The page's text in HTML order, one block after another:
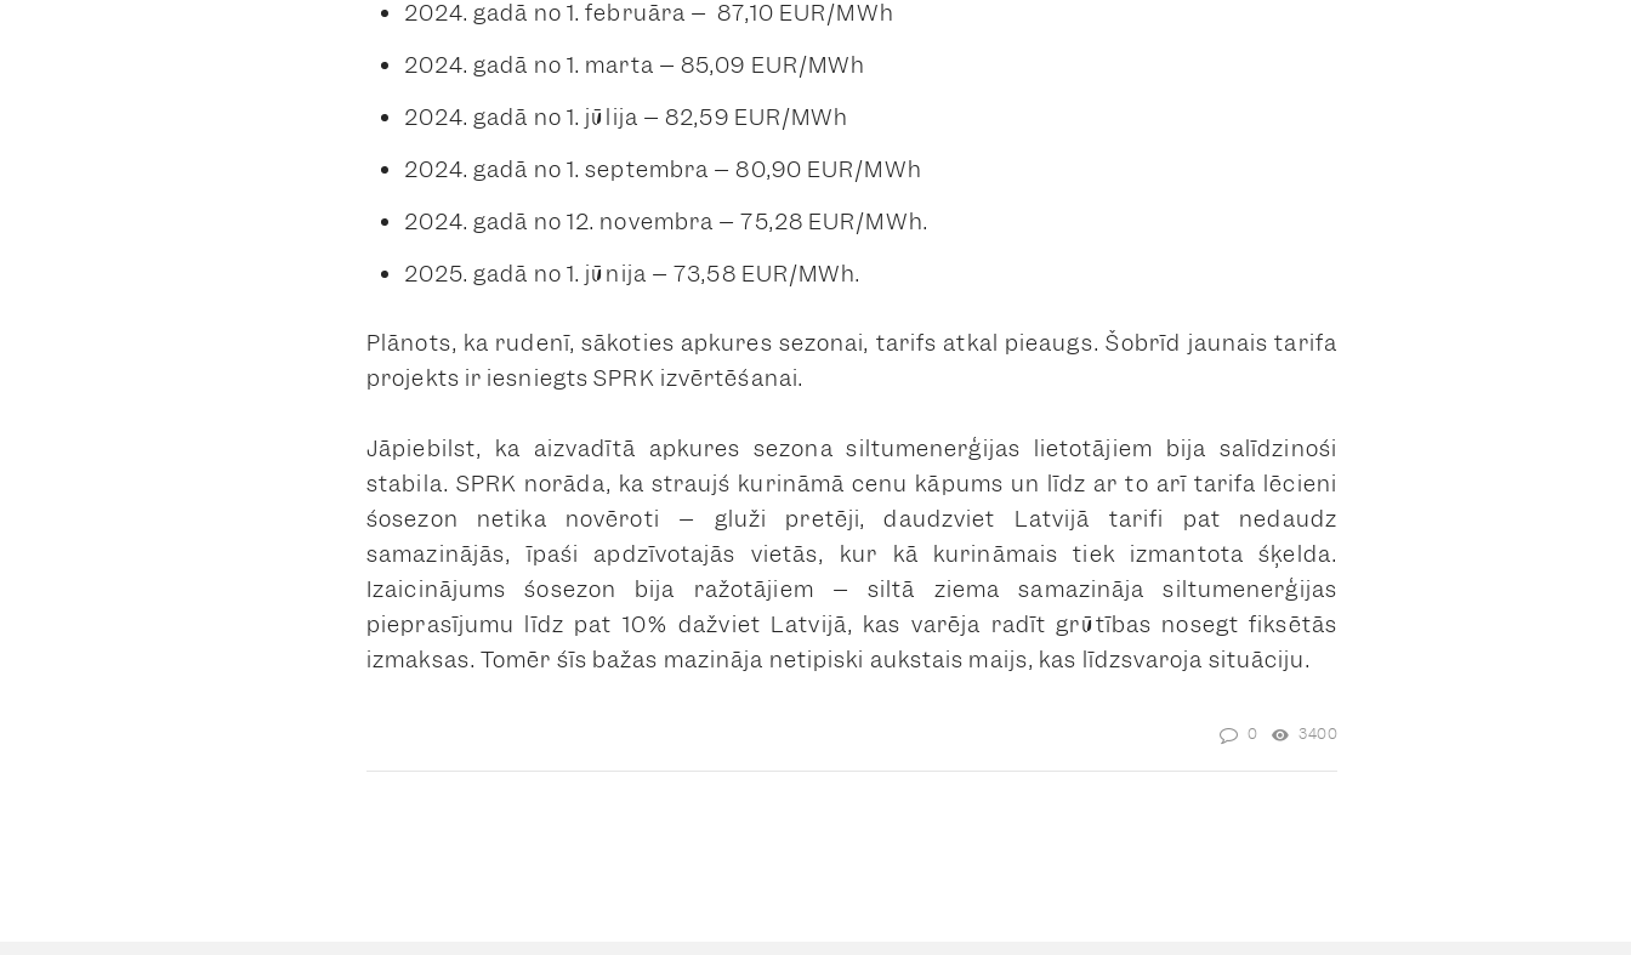
2024. gadā no 1. februāra – 87,10 EUR/MWh
2024. gadā no 1. marta – 85,09 EUR/MWh
2024. gadā no 1. jūlija – 82,59 EUR/MWh
2024. gadā no 1. septembra – 80,90 EUR/MWh
2024. gadā no 12. novembra – 75,28 EUR/MWh.
2025. gadā no 1. jūnija – 73,58 EUR/MWh.
Plānots, ka rudenī, sākoties apkures sezonai, tarifs atkal pieaugs. Šobrīd jaunais tarifa
projekts ir iesniegts SPRK izvērtēšanai.
Jāpiebilst, ka aizvadītā apkures sezona siltumenerģijas lietotājiem bija salīdzinoši
stabila. SPRK norāda, ka straujš kurināmā cenu kāpums un līdz ar to arī tarifa lēcieni
šosezon netika novēroti – gluži pretēji, daudzviet Latvijā tarifi pat nedaudz
samazinājās, īpaši apdzīvotajās vietās, kur kā kurināmais tiek izmantota šķelda.
Izaicinājums šosezon bija ražotājiem – siltā ziema samazināja siltumenerģijas
pieprasījumu līdz pat 10% dažviet Latvijā, kas varēja radīt grūtības nosegt fiksētās
izmaksas. Tomēr šīs bažas mazināja netipiski aukstais maijs, kas līdzsvaroja situāciju.
0 3400